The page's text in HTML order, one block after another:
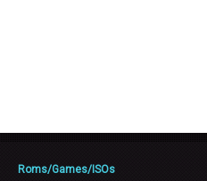
Roms/Games/ISOs